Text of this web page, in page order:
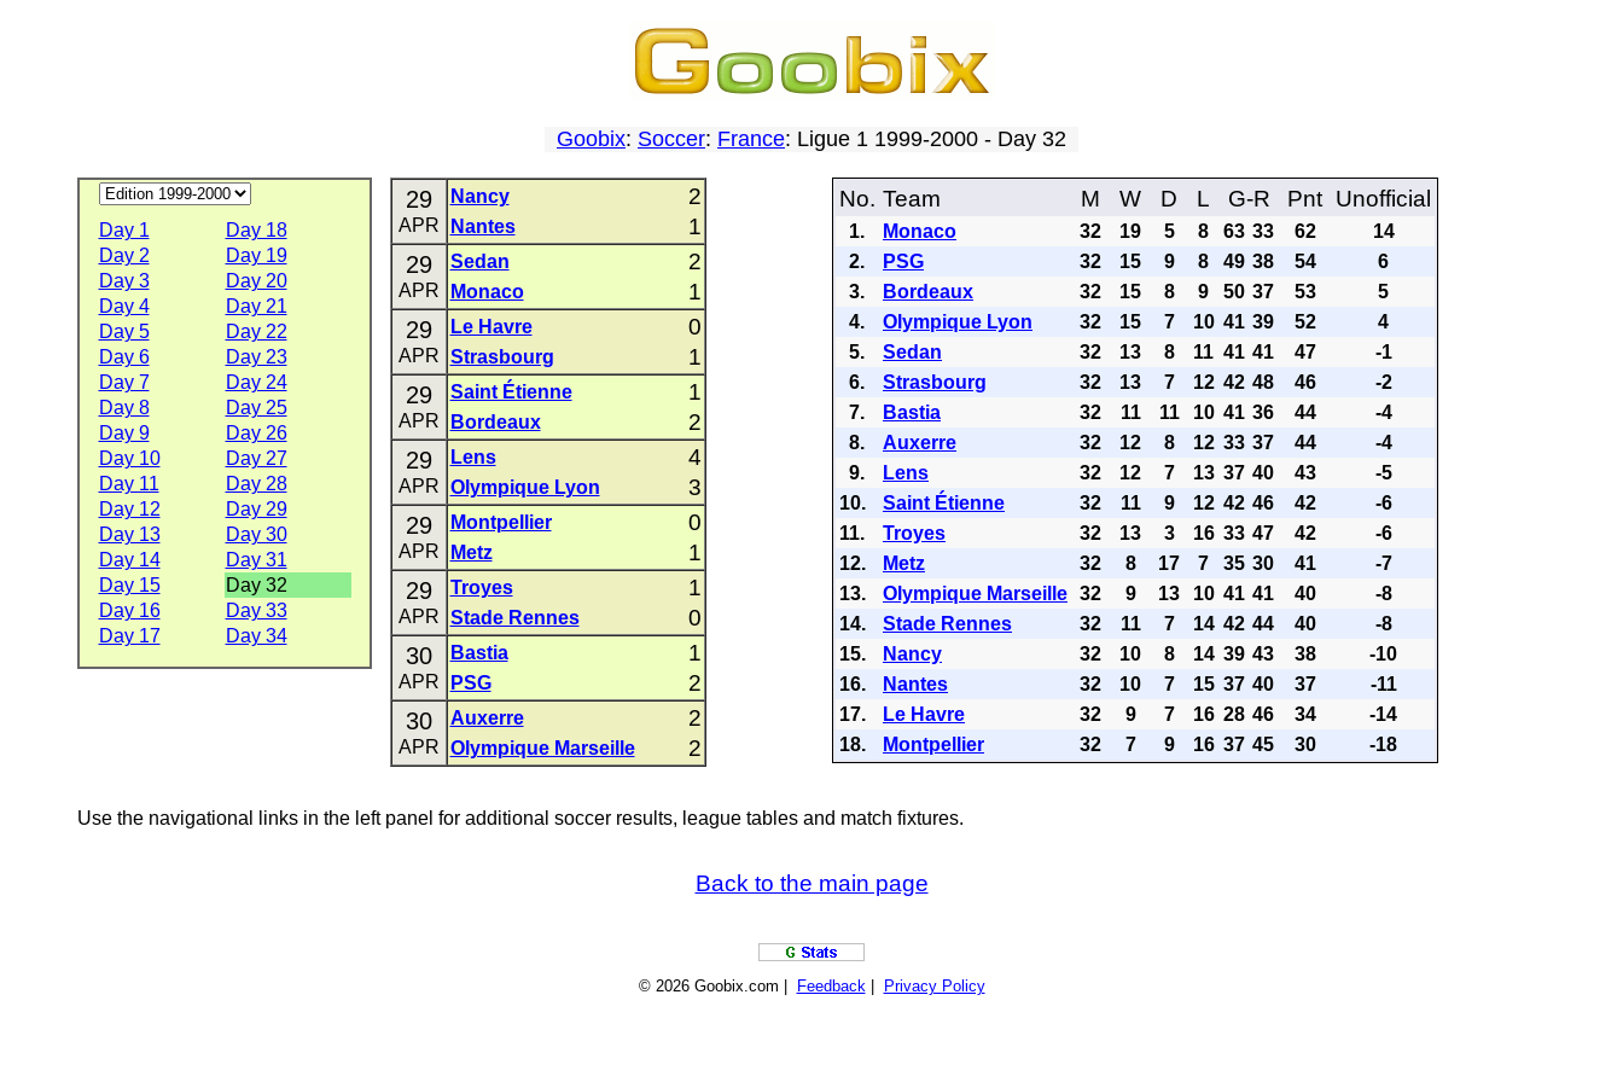
Goobix: Soccer: France: Ligue 1 1999-2000 - Day 32
Day 1
Day 18
Day 2
Day 19
Day 3
Day 20
Day 4
Day 21
Day 5
Day 22
Day 6
Day 23
Day 7
Day 24
Day 8
Day 25
Day 9
Day 26
Day 10
Day 27
Day 11
Day 28
Day 12
Day 29
Day 13
Day 30
Day 14
Day 31
Day 15
Day 32
Day 16
Day 33
Day 17
Day 34
29
APR
Nancy 2
Nantes 1
29
APR
Sedan 2
Monaco 1
29
APR
Le Havre 0
Strasbourg 1
29
APR
Saint Étienne 1
Bordeaux 2
29
APR
Lens 4
Olympique Lyon 3
29
APR
Montpellier 0
Metz 1
29
APR
Troyes 1
Stade Rennes 0
30
APR
Bastia 1
PSG 2
30
APR
Auxerre 2
Olympique Marseille 2
No. Team M W D L G-R Pnt Unofficial
1. Monaco 32 19 5 8 63 33 62
14
2.
PSG 32 15 9 8 49 38 54
6
3.
Bordeaux 32 15 8 9 50 37 53
5
4.
Olympique Lyon 32 15 7 10 41 39 52
4
5.
Sedan 32 13 8 11 41 41 47
-1
6.
Strasbourg 32 13 7 12 42 48 46
-2
7.
Bastia 32 11 11 10 41 36 44
-4
8.
Auxerre 32 12 8 12 33 37 44
-4
9.
Lens 32 12 7 13 37 40 43
-5
10.
Saint Étienne 32 11 9 12 42 46 42
-6
11.
Troyes 32 13 3 16 33 47 42
-6
12.
Metz 32 8 17 7 35 30 41
-7
13.
Olympique Marseille 32 9 13 10 41 41 40
-8
14.
Stade Rennes 32 11 7 14 42 44 40
-8
15.
Nancy 32 10 8 14 39 43 38
-10
16.
Nantes 32 10 7 15 37 40 37
-11
17.
Le Havre 32 9 7 16 28 46 34
-14
18.
Montpellier 32 7 9 16 37 45 30 -18
Use the navigational links in the left panel for additional soccer results, league tables and match fixtures.
Back to the main page
© 2026 Goobix.com | Feedback| Privacy Policy